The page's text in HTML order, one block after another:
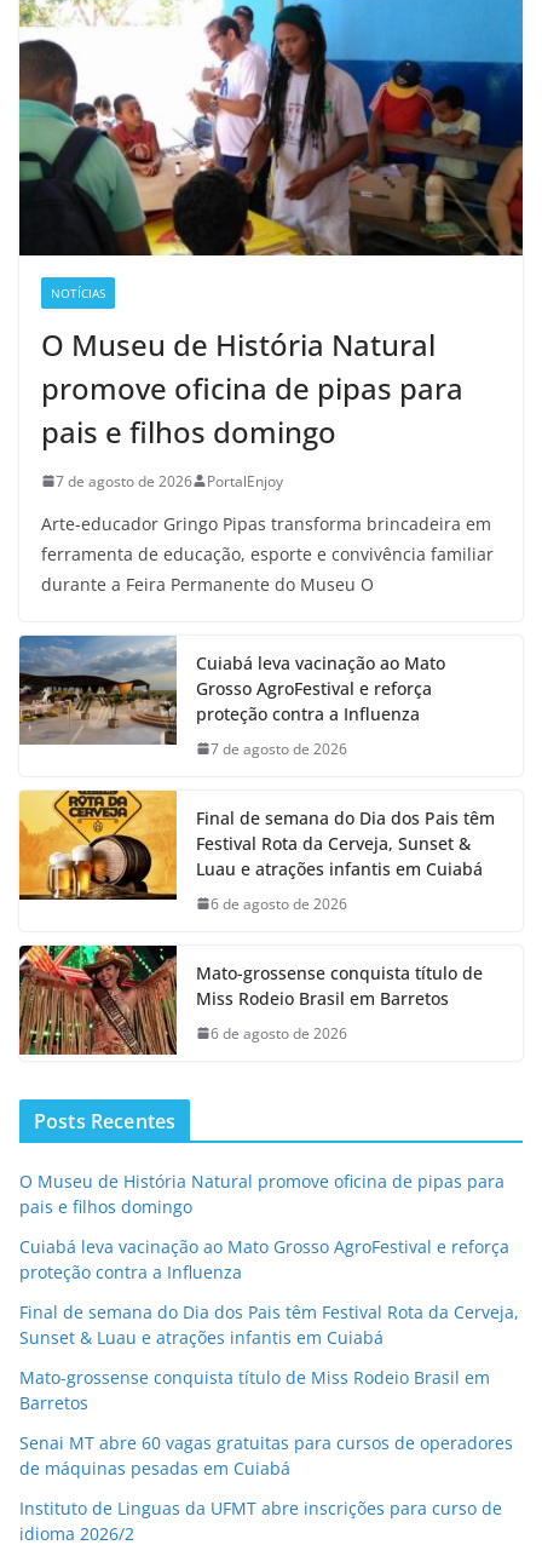
NOTÍCIAS
O Museu de História Natural
promove oficina de pipas para
pais e filhos domingo
7 de agosto de 2026 PortalEnjoy
Arte-educador Gringo Pipas transforma brincadeira em
ferramenta de educação, esporte e convivência familiar
durante a Feira Permanente do Museu O
Cuiabá leva vacinação ao Mato
Grosso AgroFestival e reforça
proteção contra a Influenza
7 de agosto de 2026
Final de semana do Dia dos Pais têm
Festival Rota da Cerveja, Sunset &
Luau e atrações infantis em Cuiabá
6 de agosto de 2026
Mato-grossense conquista título de
Miss Rodeio Brasil em Barretos
6 de agosto de 2026
Posts Recentes
O Museu de História Natural promove oficina de pipas para
pais e filhos domingo
Cuiabá leva vacinação ao Mato Grosso AgroFestival e reforça
proteção contra a Influenza
Final de semana do Dia dos Pais têm Festival Rota da Cerveja,
Sunset & Luau e atrações infantis em Cuiabá
Mato-grossense conquista título de Miss Rodeio Brasil em
Barretos
Senai MT abre 60 vagas gratuitas para cursos de operadores
de máquinas pesadas em Cuiabá
Instituto de Linguas da UFMT abre inscrições para curso de
idioma 2026/2